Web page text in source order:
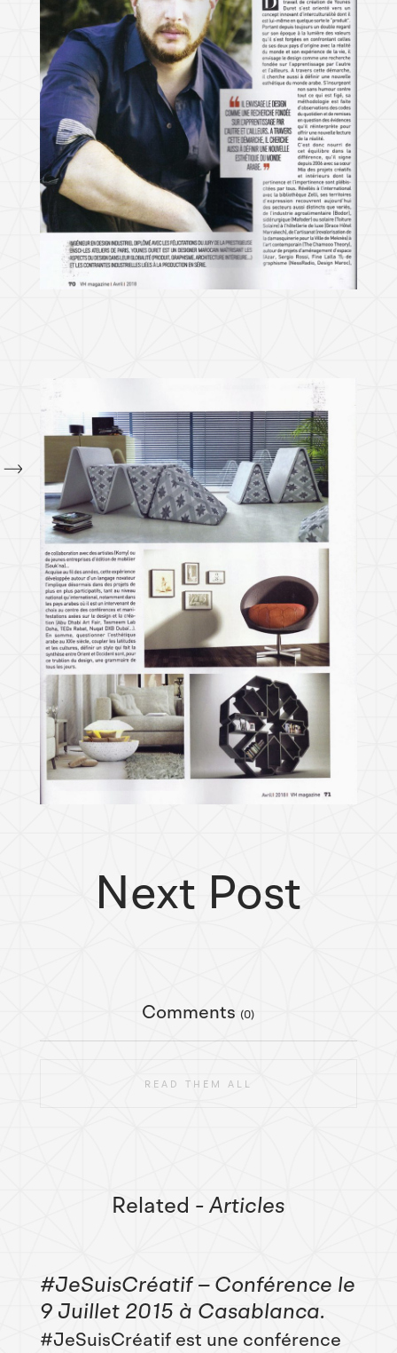
Next Post
Comments (0)
READ THEM ALL
Related - Articles
#JeSuisCréatif – Conférence le
9 Juillet 2015 à Casablanca
#JeSuisCréatif est une conférence